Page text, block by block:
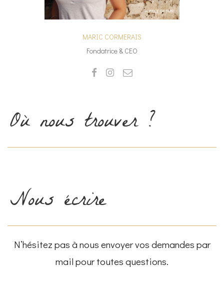
MARIC CORMERAIS
Fondatrice & CEO
Où nous trouver ?
Nous écrire
N’hésitez pas à nous envoyer vos demandes par
mail pour toutes questions.